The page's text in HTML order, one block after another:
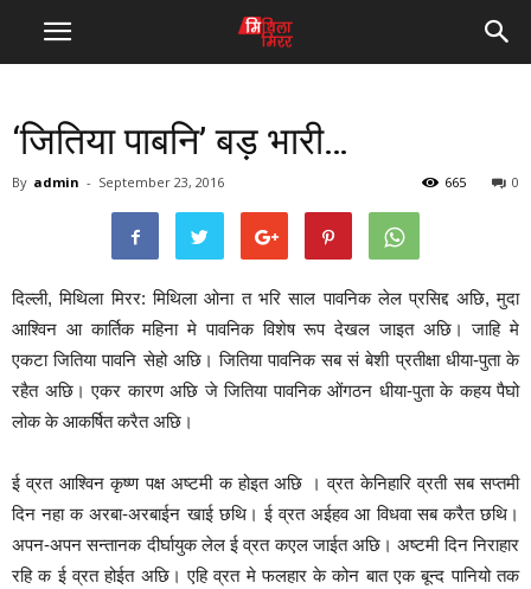
‘जितिया पाबनि’ बड़ भारी…
By admin - September 23, 2016 0
665
दिल्ली, मिथिला मिरर: मिथिला ओना त भरि साल पावनिक लेल प्रसिद्द अछि, मुदा
आश्विन आ कार्तिक महिना मे पावनिक विशेष रूप देखल जाइत अछि। जाहि मे
एकटा जितिया पावनि सेहो अछि। जितिया पावनिक सब सं बेशी प्रतीक्षा धीया-पुता के
रहैत अछि। एकर कारण अछि जे जितिया पावनिक ओंगठन धीया-पुता के कहय पैघो
लोक के आकर्षित करैत अछि।
ई व्रत आश्विन कृष्ण पक्ष अष्टमी क हो‌इत अछि । व्रत केनिहारि व्रती सब सप्तमी
दिन नहा क अरबा-अरबा‌ईन खा‌ई छथि। ई व्रत अ‌ईहव आ विधवा सब करैत छथि।
अपन-अपन सन्तानक दीर्घायुक लेल ई व्रत क‌एल जा‌ईत अछि। अष्टमी दिन निराहार
रहि क ई व्रत हो‌ईत अछि। एहि व्रत मे फलहार के कोन बात एक बून्द पानियो तक